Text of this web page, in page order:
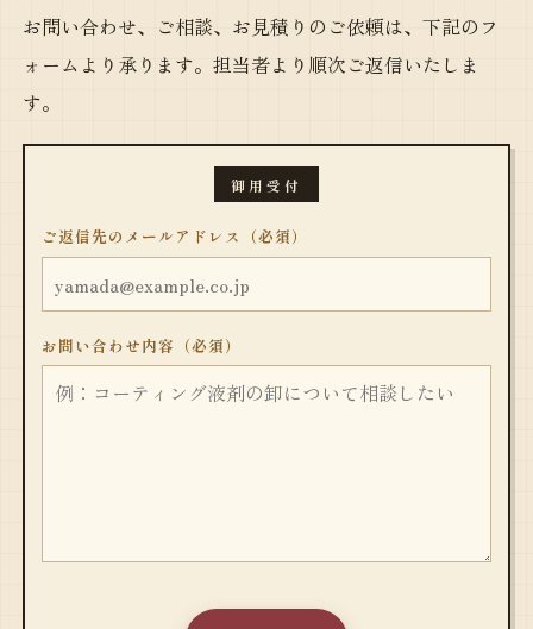
お問い合わせ、ご相談、お見積りのご依頼は、下記のフ
ォームより承ります。担当者より順次ご返信いたしま
す。
御用受付
ご返信先のメールアドレス（必須）
お問い合わせ内容（必須）